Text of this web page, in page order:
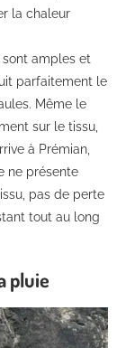
la chaleur
sont amples et
parfaitement le
Même le
sur le tissu,
à Prémian,
ne présente
pas de perte
tout au long
pluie